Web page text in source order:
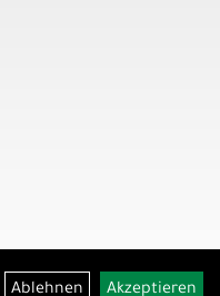
Ablehnen Akzeptieren